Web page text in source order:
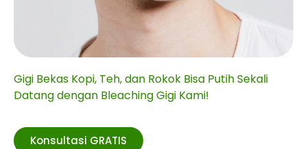
Gigi Bekas Kopi, Teh, dan Rokok Bisa Putih Sekali
Datang dengan Bleaching Gigi Kami!
Konsultasi GRATIS